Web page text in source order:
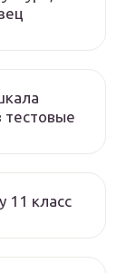
тестовые
11 класс